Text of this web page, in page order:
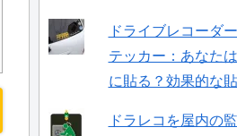
ドライブレコーダ
テッカー：あなた
に貼る？効果的な
ドラレコを屋内の